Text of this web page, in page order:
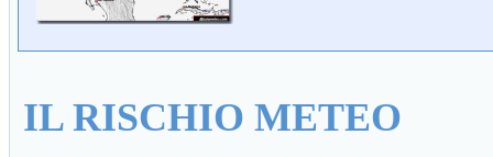
IL RISCHIO METEO